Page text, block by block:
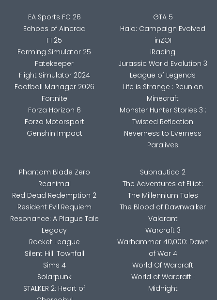
EA Sports FC 26
Echoes of Aincrad
F1 25
Farming Simulator 25
Fatekeeper
Flight Simulator 2024
Football Manager 2026
Fortnite
Forza Horizon 6
Forza Motorsport
Genshin Impact
GTA 5
Halo: Campaign Evolved
inZOI
iRacing
Jurassic World Evolution 3
League of Legends
Life is Strange : Reunion
Minecraft
Monster Hunter Stories 3 :
Twisted Reflection
Neverness to Everness
Paralives
Phantom Blade Zero
Reanimal
Red Dead Redemption 2
Resident Evil Requiem
Resonance: A Plague Tale
Legacy
Rocket League
Silent Hill: Townfall
Sims 4
Solarpunk
STALKER 2: Heart of
Subnautica 2
The Adventures of Elliot:
The Millennium Tales
The Blood of Dawnwalker
Valorant
Warcraft 3
Warhammer 40,000: Dawn
of War 4
World Of Warcraft
World of Warcraft :
Midnight